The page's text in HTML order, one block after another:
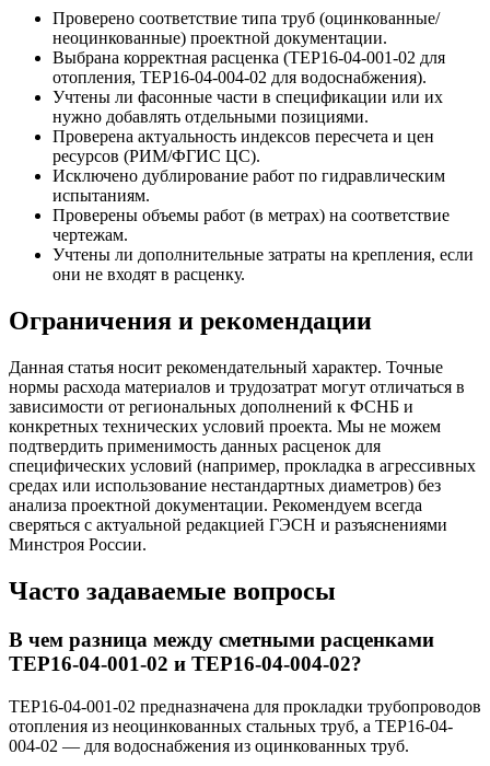
Проверено соответствие типа труб (оцинкованные/
неоцинкованные) проектной документации.
Выбрана корректная расценка (ТЕР16-04-001-02 для
отопления, ТЕР16-04-004-02 для водоснабжения).
Учтены ли фасонные части в спецификации или их
нужно добавлять отдельными позициями.
Проверена актуальность индексов пересчета и цен
ресурсов (РИМ/ФГИС ЦС).
Исключено дублирование работ по гидравлическим
испытаниям.
Проверены объемы работ (в метрах) на соответствие
чертежам.
Учтены ли дополнительные затраты на крепления, если
они не входят в расценку.
Ограничения и рекомендации
Данная статья носит рекомендательный характер. Точные
нормы расхода материалов и трудозатрат могут отличаться в
зависимости от региональных дополнений к ФСНБ и
конкретных технических условий проекта. Мы не можем
подтвердить применимость данных расценок для
специфических условий (например, прокладка в агрессивных
средах или использование нестандартных диаметров) без
анализа проектной документации. Рекомендуем всегда
сверяться с актуальной редакцией ГЭСН и разъяснениями
Минстроя России.
Часто задаваемые вопросы
В чем разница между сметными расценками
ТЕР16-04-001-02 и ТЕР16-04-004-02?
ТЕР16-04-001-02 предназначена для прокладки трубопроводов
отопления из неоцинкованных стальных труб, а ТЕР16-04-
004-02 — для водоснабжения из оцинкованных труб.